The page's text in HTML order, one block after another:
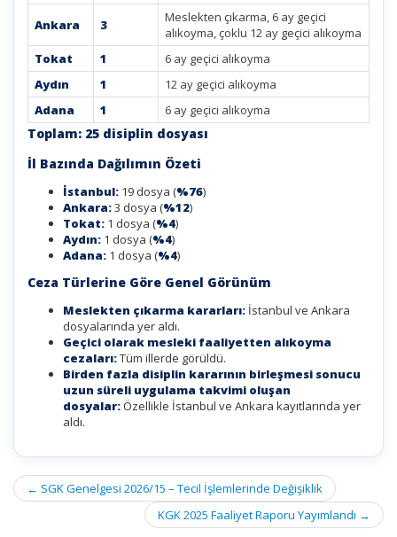
Ankara 3
Meslekten çıkarma, 6 ay geçici
alıkoyma, çoklu 12 ay geçici alıkoyma
Tokat
1
6 ay geçici alıkoyma
Aydın
1
12 ay geçici alıkoyma
Adana
1 6 ay geçici alıkoyma
Toplam: 25 disiplin dosyası
İl Bazında Dağılımın Özeti
İstanbul: 19 dosya (%76)
Ankara:3 dosya (%12)
Tokat: 1 dosya (%4)
Aydın: 1 dosya (%4)
Adana: 1 dosya (%4)
Ceza Türlerine Göre Genel Görünüm
Meslekten çıkarma kararları: İstanbul ve Ankara
dosyalarında yer aldı.
Geçici olarak mesleki faaliyetten alıkoyma
cezaları:Tüm illerde görüldü.
Birden fazla disiplin kararının birleşmesi sonucu
uzun süreli uygulama takvimi oluşan
dosyalar:Özellikle İstanbul ve Ankara kayıtlarında yer
aldı.
Post
navigation
← SGK Genelgesi 2026/15 – Tecil İşlemlerinde Değişiklik
KGK 2025 Faaliyet Raporu Yayımlandı →